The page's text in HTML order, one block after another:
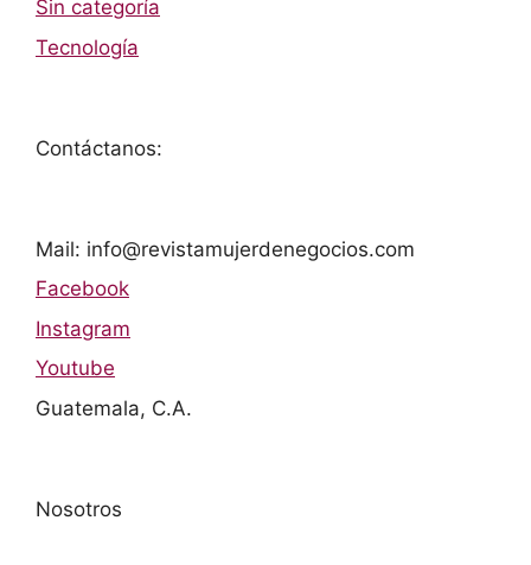
Sin categoría
Tecnología
Contáctanos:
Mail: info@revistamujerdenegocios.com
Facebook
Instagram
Youtube
Guatemala, C.A.
Nosotros